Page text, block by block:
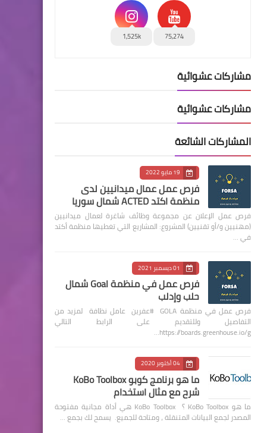
75,274
1,525k
مشاركات عشوائية
مشاركات عشوائية
المشاركات الشائعة
19 مايو 2022
فرص عمل عمال ميدانيين لدى
منظمة اكتد ACTED شمال سوريا
فرص عمل الإعلان عن مجموعة وظائف شاغرة لعمال ميدانيين
(مهنيين و/أو تقنيين) المشروع: المشاريع التي تغطيها منظمة أكتد
في …
01 ديسمبر 2021
فرص عمل في منظمة Goal شمال
حلب وإدلب
فرص عمل في منظمة GOLA #عفرين عامل نظافة لمزيد من
التفاصيل وللتقديم على الرابط التالي
https://boards.greenhouse.io/g…
04 أكتوبر 2020
ما هو برنامج كوبو KoBo Toolbox
شرح مع مثال استخدام
ما هو KoBo Toolbox ؟ KoBo Toolbox هي أداة مجانية مفتوحة
المصدر لجمع البيانات المتنقلة ، ومتاحة للجميع. يسمح لك بجمع …